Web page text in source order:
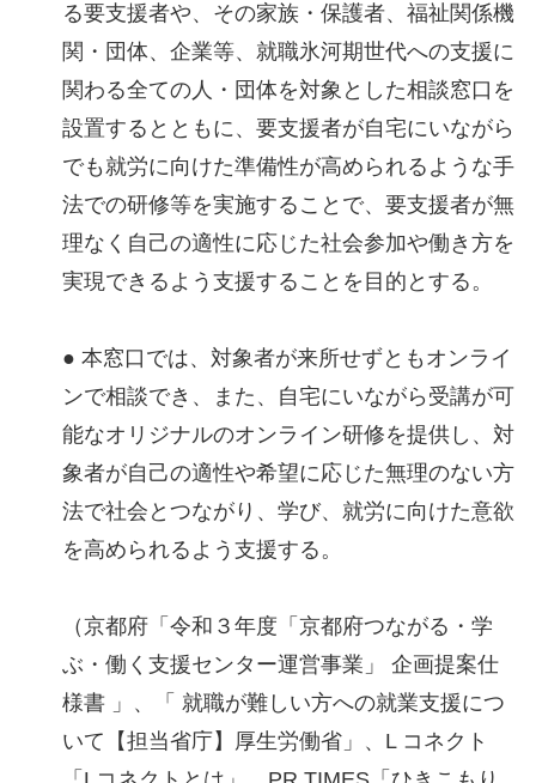
る要支援者や、その家族・保護者、福祉関係機
関・団体、企業等、就職氷河期世代への支援に
関わる全ての人・団体を対象とした相談窓口を
設置するとともに、要支援者が自宅にいながら
でも就労に向けた準備性が高められるような手
法での研修等を実施することで、要支援者が無
理なく自己の適性に応じた社会参加や働き方を
実現できるよう支援することを目的とする。
● 本窓口では、対象者が来所せずともオンライ
ンで相談でき、また、自宅にいながら受講が可
能なオリジナルのオンライン研修を提供し、対
象者が自己の適性や希望に応じた無理のない方
法で社会とつながり、学び、就労に向けた意欲
を高められるよう支援する。
（京都府「令和３年度「京都府つながる・学
ぶ・働く支援センター運営事業」 企画提案仕
様書 」、「 就職が難しい方への就業支援につ
いて【担当省庁】厚生労働省」、L コネクト